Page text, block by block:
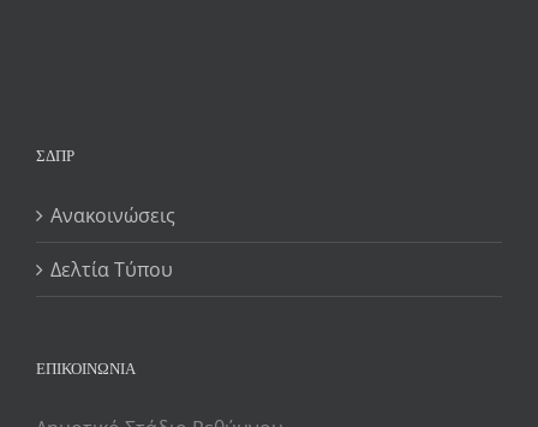
ΣΔΠΡ
Ανακοινώσεις
Δελτία Τύπου
ΕΠΙΚΟΙΝΩΝΙΑ